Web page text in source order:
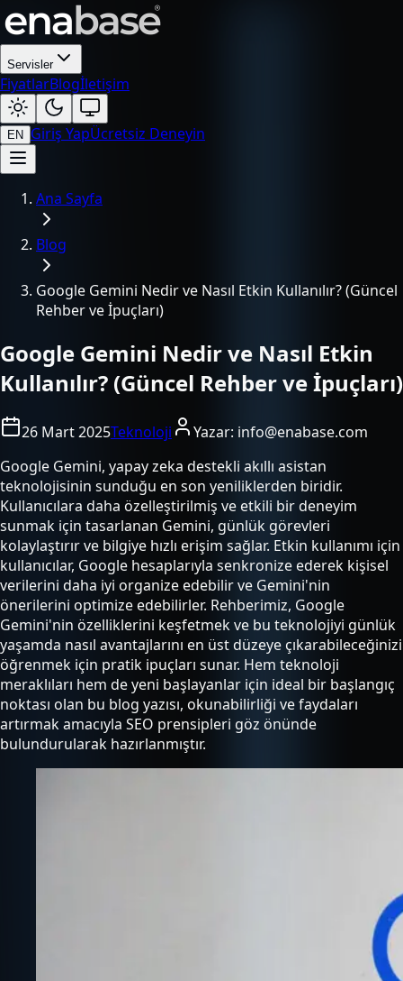
Servisler
FiyatlarBlogİletişim
EN Giriş YapÜcretsiz Deneyin
Ana Sayfa
Blog
Google Gemini Nedir ve Nasıl Etkin Kullanılır? (Güncel
Rehber ve İpuçları)
Google Gemini Nedir ve Nasıl Etkin
Kullanılır? (Güncel Rehber ve İpuçları)
26 Mart 2025Teknoloji Yazar: info@enabase.com
Google Gemini, yapay zeka destekli akıllı asistan
teknolojisinin sunduğu en son yeniliklerden biridir.
Kullanıcılara daha özelleştirilmiş ve etkili bir deneyim
sunmak için tasarlanan Gemini, günlük görevleri
kolaylaştırır ve bilgiye hızlı erişim sağlar. Etkin kullanımı için
kullanıcılar, Google hesaplarıyla senkronize ederek kişisel
verilerini daha iyi organize edebilir ve Gemini'nin
önerilerini optimize edebilirler. Rehberimiz, Google
Gemini'nin özelliklerini keşfetmek ve bu teknolojiyi günlük
yaşamda nasıl avantajlarını en üst düzeye çıkarabileceğinizi
öğrenmek için pratik ipuçları sunar. Hem teknoloji
meraklıları hem de yeni başlayanlar için ideal bir başlangıç
noktası olan bu blog yazısı, okunabilirliği ve faydaları
artırmak amacıyla SEO prensipleri göz önünde
bulundurularak hazırlanmıştır.